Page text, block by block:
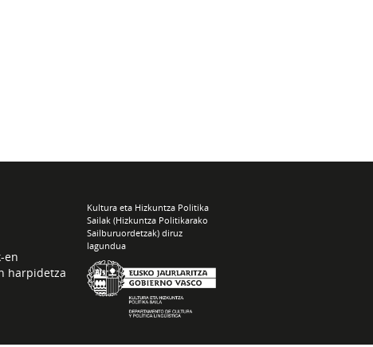
en
harpidetza
Kultura eta Hizkuntza Politika
Sailak (Hizkuntza Politikarako
Sailburuordetzak) diruz
lagundua